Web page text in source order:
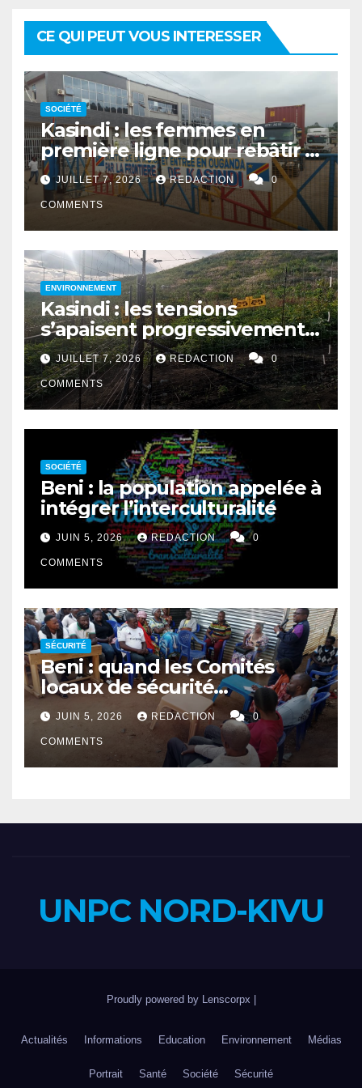
CE QUI PEUT VOUS INTERESSER
SOCIÉTÉ
Kasindi : les femmes en
première ligne pour rebâtir la
cohésion sociale
JUILLET 7, 2026 REDACTION 0
COMMENTS
ENVIRONNEMENT
Kasindi : les tensions
s’apaisent progressivement
entre le PNVi et les
agriculteurs
JUILLET 7, 2026 REDACTION 0
COMMENTS
SOCIÉTÉ
Beni : la population appelée à
intégrer l’interculturalité
JUIN 5, 2026 REDACTION 0
COMMENTS
SÉCURITÉ
Beni : quand les Comités
locaux de sécurité
rapprochent autorités et
population
JUIN 5, 2026 REDACTION 0
COMMENTS
UNPC NORD-KIVU
Proudly powered by Lenscorpx |
Actualités Informations Education Environnement Médias
Portrait Santé Société Sécurité